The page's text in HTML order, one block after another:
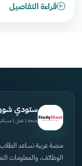
قراءة التفاصيل
ستودي
منحة | عمل |
منصة عربية تساعد الطلاب
الوظائف، والمعلومات